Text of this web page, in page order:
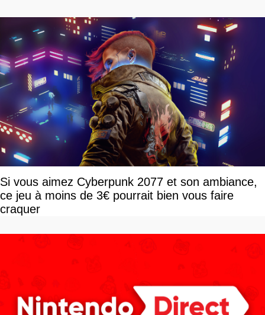
Si vous aimez Cyberpunk 2077 et son ambiance,
ce jeu à moins de 3€ pourrait bien vous faire
craquer